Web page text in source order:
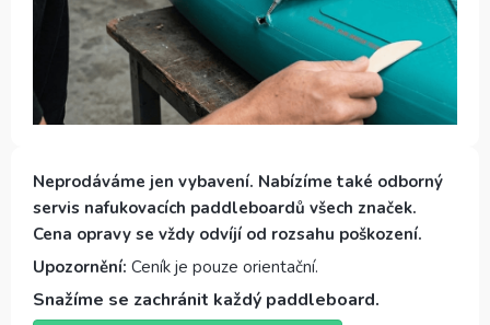
Neprodáváme jen vybavení. Nabízíme také odborný
servis nafukovacích paddleboardů všech značek.
Cena opravy se vždy odvíjí od rozsahu poškození.
Upozornění: Ceník je pouze orientační.
Snažíme se zachránit každý paddleboard.